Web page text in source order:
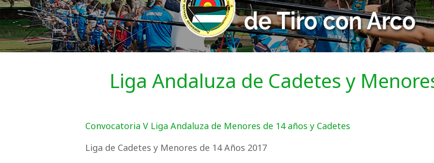
Liga Andaluza de Cadetes y
Convocatoria V Liga Andaluza de Menores de 14 años y Cadetes
Liga de Cadetes y Menores de 14 Años 2017